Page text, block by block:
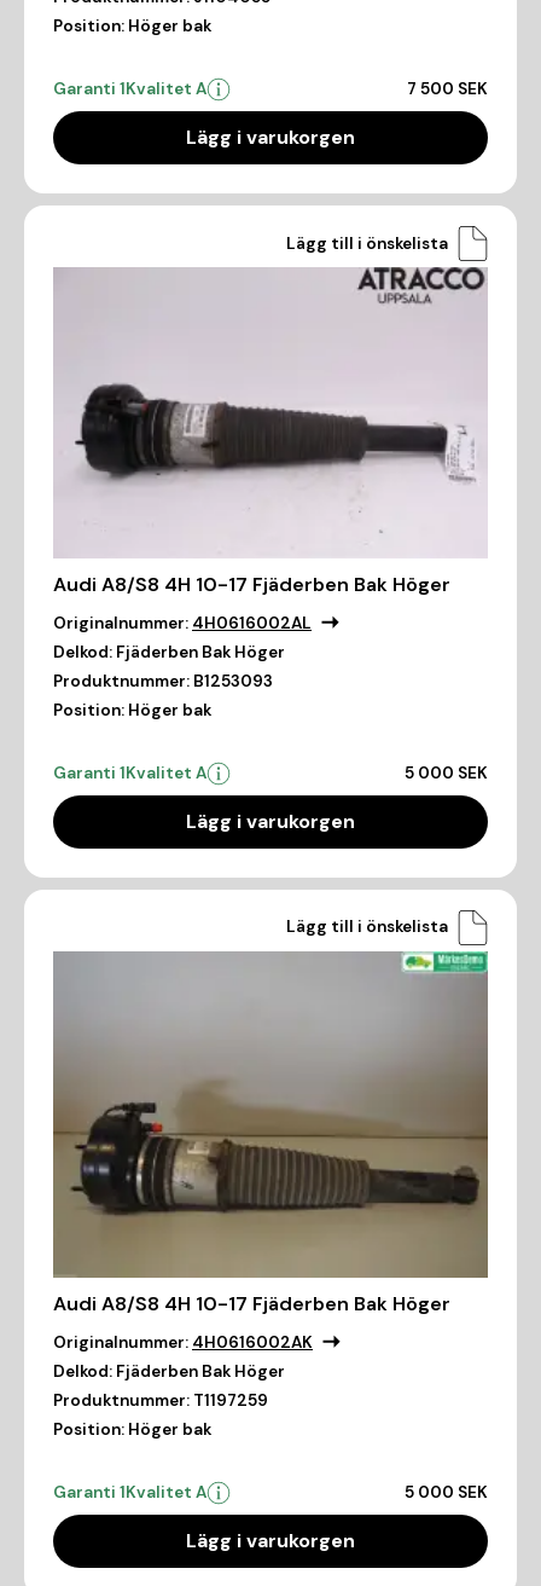
Position: Höger bak
Garanti 1Kvalitet A 7 500 SEK
Lägg i varukorgen
Lägg till i önskelista
Audi A8/S8 4H 10-17 Fjäderben Bak Höger
Originalnummer: 4H0616002AL
Delkod: Fjäderben Bak Höger
Produktnummer: B1253093
Position: Höger bak
Garanti 1Kvalitet A 5 000 SEK
Lägg i varukorgen
Lägg till i önskelista
Audi A8/S8 4H 10-17 Fjäderben Bak Höger
Originalnummer: 4H0616002AK
Delkod: Fjäderben Bak Höger
Produktnummer: T1197259
Position: Höger bak
Garanti 1Kvalitet A 5 000 SEK
Lägg i varukorgen